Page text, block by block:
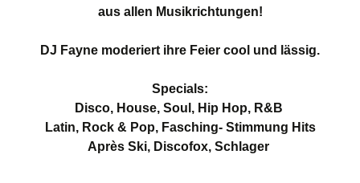
aus allen Musikrichtungen!
DJ Fayne moderiert ihre Feier cool und lässig.
Specials:
Disco, House, Soul, Hip Hop, R&B
Latin, Rock & Pop, Fasching- Stimmung Hits
Après Ski, Discofox, Schlager